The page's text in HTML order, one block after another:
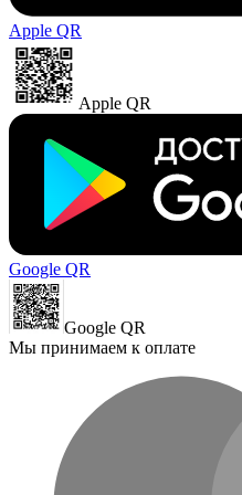
Apple QR
Apple QR
Google QR
Google QR
Мы принимаем к оплате